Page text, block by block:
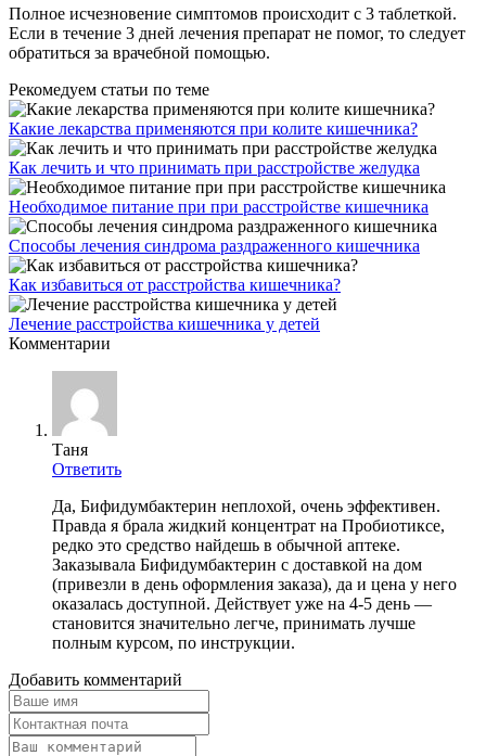
Полное исчезновение симптомов происходит с 3 таблеткой.
Если в течение 3 дней лечения препарат не помог, то следует
обратиться за врачебной помощью.
Рекомедуем статьи по теме
Какие лекарства применяются при колите кишечника?
Как лечить и что принимать при расстройстве желудка
Необходимое питание при при расстройстве кишечника
Способы лечения синдрома раздраженного кишечника
Как избавиться от расстройства кишечника?
Лечение расстройства кишечника у детей
Комментарии
Таня
Ответить
Да, Бифидумбактерин неплохой, очень эффективен.
Правда я брала жидкий концентрат на Пробиотиксе,
редко это средство найдешь в обычной аптеке.
Заказывала Бифидумбактерин с доставкой на дом
(привезли в день оформления заказа), да и цена у него
оказалась доступной. Действует уже на 4-5 день —
становится значительно легче, принимать лучше
полным курсом, по инструкции.
Добавить комментарий